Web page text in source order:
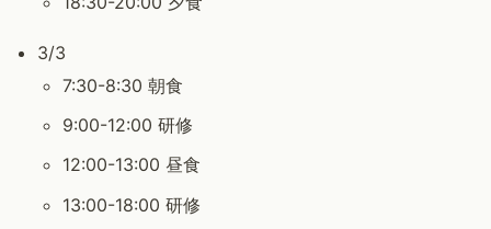
3/3
7:30-8:30 朝食
9:00-12:00 研修
12:00-13:00 昼食
13:00-18:00 研修